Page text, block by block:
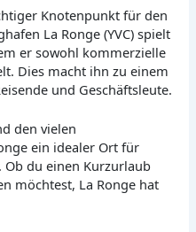
Knotenpunkt für den
La Ronge (YVC) spielt
er sowohl kommerzielle
Dies macht ihn zu einem
und Geschäftsleute.
den vielen
ein idealer Ort für
du einen Kurzurlaub
möchtest, La Ronge hat